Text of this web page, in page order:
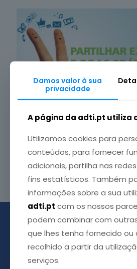
ADTI
doentes – no qual estiveram
Damos valor à sua
privacidade
A página da adti.pt utiliza
Utilizamos cookies para
conteúdos, para fornecer
adicionais, partilha nas
fins estatísticos. Também
informações sobre a sua
adti.pt com os nossos
podem combinar com
que lhes tenha fornecido ou
recolhido a partir da
serviços.